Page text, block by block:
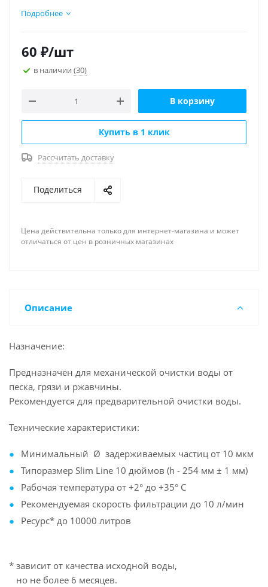
Назначение:
песка, грязи и ржавчины.
Рекомендуется для предварительной очистки
Подробнее
60 ₽/шт
в наличии (30)
В корзину
Купить в 1 клик
Рассчитать доставку
Поделиться
Цена действительна только для интернет-магазина и может
отличаться от цен в розничных магазинах
Описание
Назначение:
Предназначен для механической очистки воды от
песка, грязи и ржавчины.
Рекомендуется для предварительной очистки воды.
Технические характеристики:
Минимальный Ø задерживаемых частиц от 10 мкм
Типоразмер Slim Line 10 дюймов (h - 254 мм ± 1 мм)
Рабочая температура от +2° до +35° С
Рекомендуемая скорость фильтрации до 10 л/мин
Ресурс* до 10000 литров
* зависит от качества исходной воды,
но не более 6 месяцев.